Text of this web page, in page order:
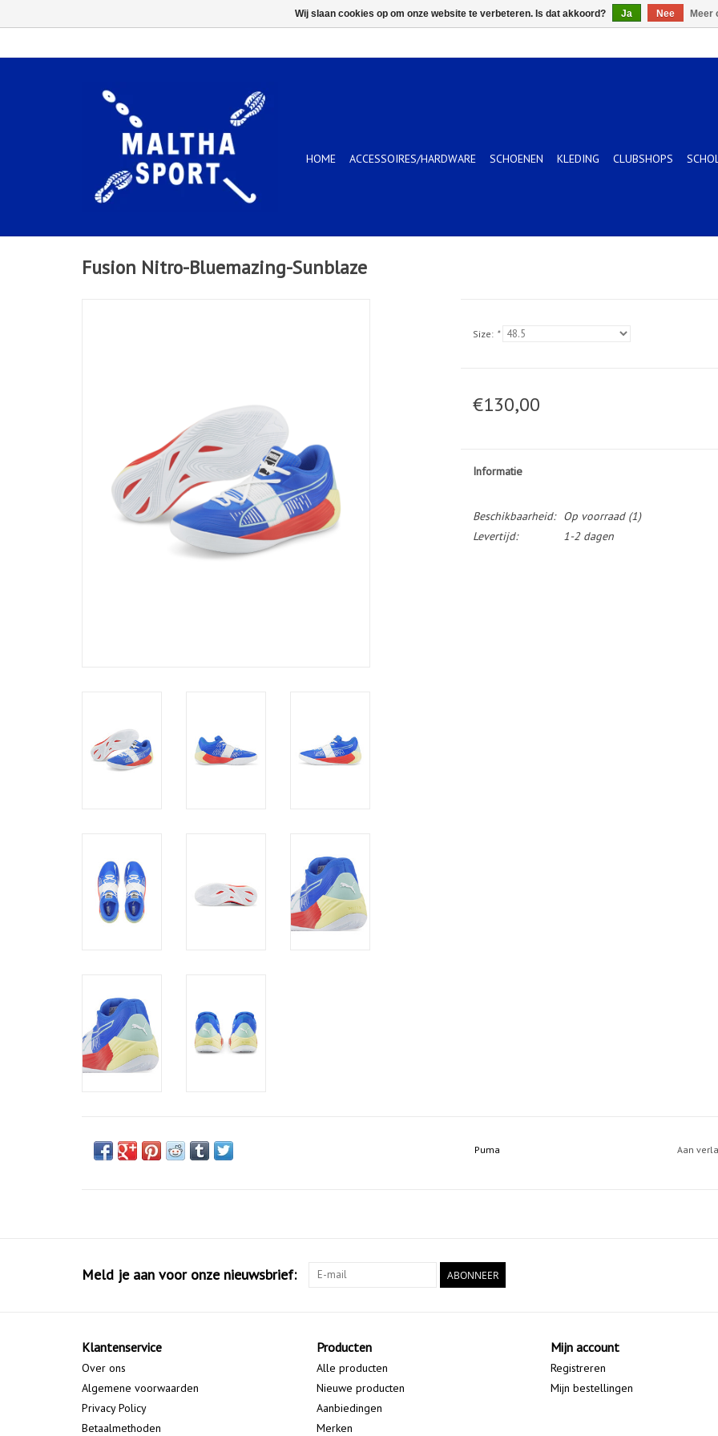
HOME ACCESSOIRES/HARDWARE SCHOENEN KLEDING CLUBSHOPS
Fusion Nitro-Bluemazing-Sunblaze
Size: *
€130,00
Informatie
Beschikbaarheid: Op voorraad(1)
Levertijd:
1-2 dagen
Puma Aan
Meld je aan voor onze nieuwsbrief: ABONNEER
Klantenservice
Over ons
Algemene voorwaarden
Privacy Policy
Betaalmethoden
Producten
Alle producten
Nieuwe producten
Aanbiedingen
Merken
Mijn account
Registreren
Mijn bestellingen
Wij slaan cookies op om onze website te verbeteren. Is dat akkoord? Ja Nee Meer